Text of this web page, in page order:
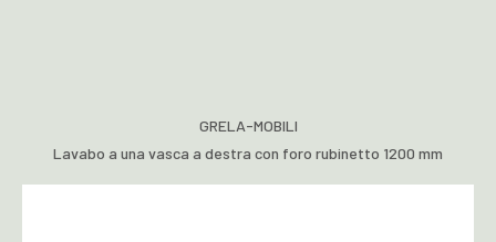
GRELA-MOBILI
Lavabo a una vasca a destra con foro rubinetto 1200 mm